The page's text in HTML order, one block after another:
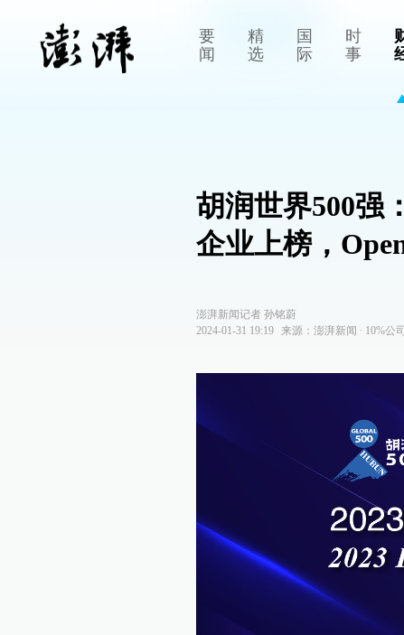
要
闻
精
选
国
际
时
事
胡润世界500强
企业上榜，
澎湃新闻记者 孙铭蔚
2024-01-31 19:19
来源： 澎湃新闻 ∙ 10%公司